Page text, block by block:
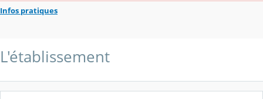
Infos pratiques
L'établissement